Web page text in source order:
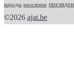
народы население
©2026 ajat.be